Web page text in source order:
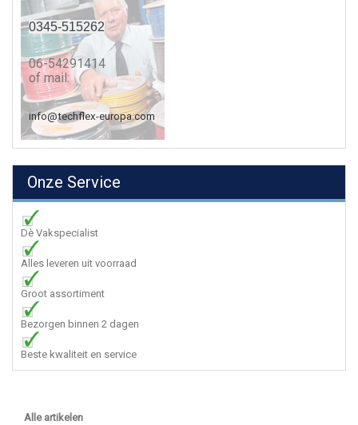
0345-515262
06-54291414
of mail:
info@techflex-europa.com
Onze Service
Dè Vakspecialist
Alles leveren uit voorraad
Groot assortiment
Bezorgen binnen 2 dagen
Beste kwaliteit en service
Alle artikelen